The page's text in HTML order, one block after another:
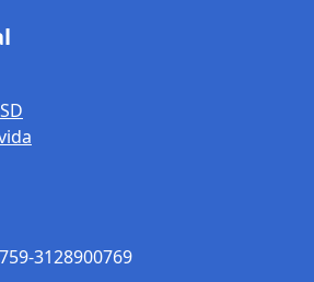
3128900769